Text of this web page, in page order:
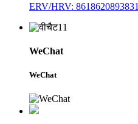
ERV/HRV: 8618620893831
WeChat
WeChat